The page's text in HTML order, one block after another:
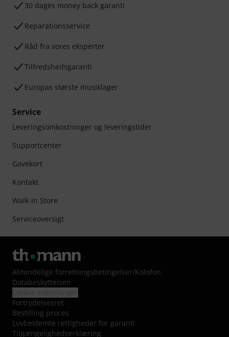
30 dages money back garanti
Reparationsservice
Råd fra vores eksperter
Tilfredshedsgaranti
Europas største musiklager
Service
Leveringsomkostninger og leveringstider
Supportcenter
Gavekort
Kontakt
Walk-in Store
Serviceoversigt
Almindelige forretningsbetingelser/Kolofon
Databeskyttelsen
Fortrydelsesret
Bestilling proces
Lovbestemte rettigheder for garanti
Tilgængelighedserklæring